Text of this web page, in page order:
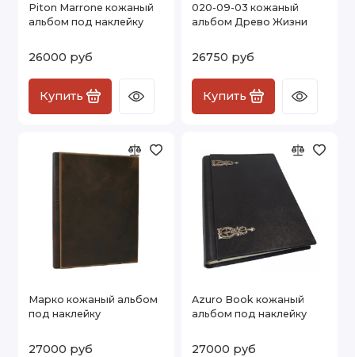
Piton Marrone кожаный
альбом под наклейку
26000 руб
Купить
020-09-03 кожаный
альбом Древо Жизни
26750 руб
Купить
Марко кожаный альбом
под наклейку
27000 руб
Azuro Book кожаный
альбом под наклейку
27000 руб